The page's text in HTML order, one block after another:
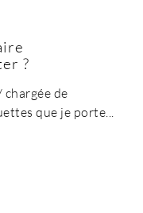
?
de
que je porte...